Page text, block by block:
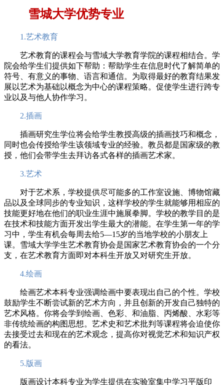
雪城大学优势专业
1.艺术教育
艺术教育的课程会与雪域大学教育学院的课程相结合。学
院会给学生们提供如下帮助：帮助学生在信息时代了解简单的
符号、有意义的事物、语言和通信。为取得最好的教育结果发
展以艺术为基础以概念为中心的课程策略。促使学生进行跨专
业以及与他人协作学习。
2.插画
插画研究生学位将会给学生教授高级的插画技巧和概念，
同时也会传授给学生该领域专业的经验。教员都是国家级的教
授，他们会带学生去拜访各式各样的插画艺术家。
3.艺术
对于艺术系，学校提供尽可能多的工作室设施、博物馆藏
品以及全球同步的专业知识，这样学校的学生就能够用相应的
技能更好地在他们的职业生涯中施展拳脚。学校的教学目的是
在技术和技能方面开发出学生最大的潜能。在学生第一年的学
习中，学生有机会每周去给5—15岁的当地学校的小朋友上
课。雪域大学学生艺术教育协会是国家艺术教育协会的一个分
支，在艺术教育方面即对本科生开放又对研究生开放。
4.绘画
绘画艺术本科专业强调绘画中要表现出自己的个性。学校
鼓励学生不断尝试新的艺术方向，并且创新的开发自己独特的
艺术风格。你将会学到绘画、色彩、和油脂、丙烯酸、水彩等
非传统绘画的构图思想。艺术史和艺术批判等课程将会迫使你
去接受过去和现在的艺术观念，提高你对视觉艺术和知识产权
的看法。
5.版画
版画设计本科专业为学生提供在实验室集中学习平版印